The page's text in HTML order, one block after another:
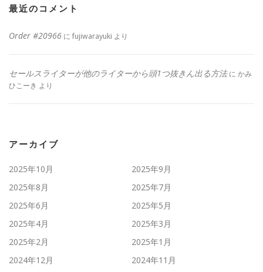
最近のコメント
Order #20966 に fujiwarayuki より
セールスライターが他のライターから頭1つ抜きん出る方法に かみ
ひこーき より
アーカイブ
2025年10月
2025年9月
2025年8月
2025年7月
2025年6月
2025年5月
2025年4月
2025年3月
2025年2月
2025年1月
2024年12月
2024年11月